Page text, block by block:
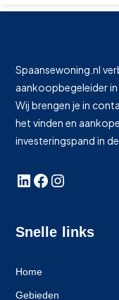
Spaansewoning.nl
aankoopbegeleider in
Wij brengen je in
het vinden en
investeringspand in
Snelle links
Home
Gebieden